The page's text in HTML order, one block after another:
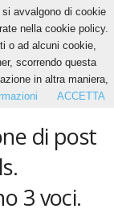
di post
3 voci.
avvalgono di cookie
nella cookie policy.
o ad alcuni cookie,
scorrendo questa
in altra maniera,
ACCETTA